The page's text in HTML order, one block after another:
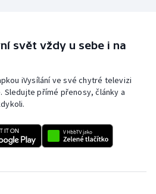
svět vždy u sebe i na
iVysílání ve své chytré televizi
Sledujte přímé přenosy, články a